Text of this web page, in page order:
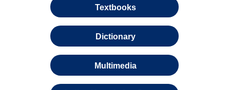
Textbooks
Dictionary
Multimedia